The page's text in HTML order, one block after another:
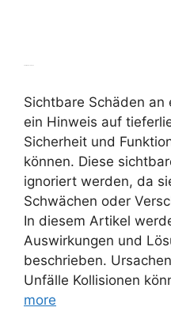
Sichtbare Schäden
ein Hinweis auf
Sicherheit und
können. Diese
ignoriert werden, da
Schwächen oder
In diesem Artikel
Auswirkungen und
beschrieben.
Unfälle Kollisionen
more